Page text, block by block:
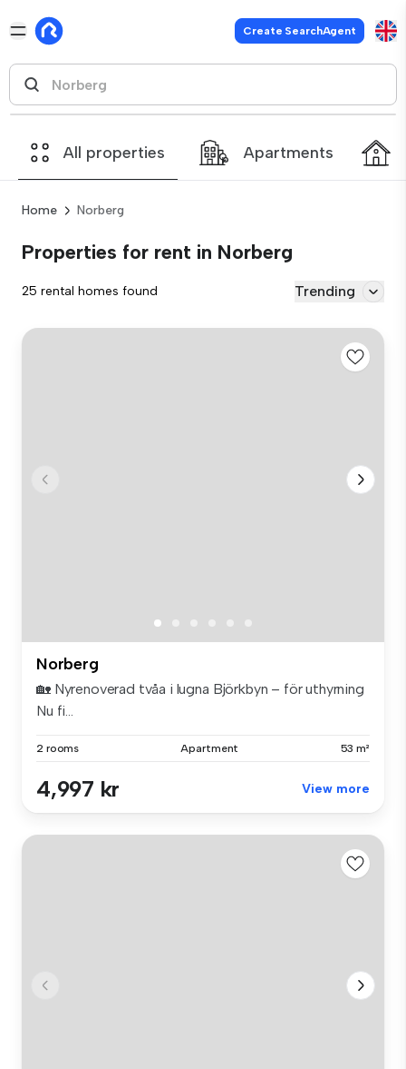
Create SearchAgent
All properties Apartments
Home Norberg
Properties for rent in Norberg
25 rental homes found Trending
Norberg
🏡 Nyrenoverad tvåa i lugna Björkbyn – för uthyrning
Nu fi...
2 rooms Apartment 53 m²
4,997 kr View more